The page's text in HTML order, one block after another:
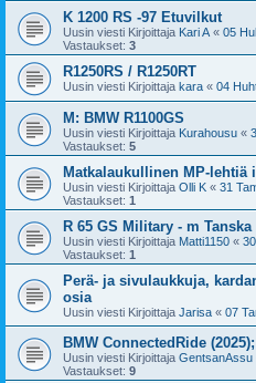
K 1200 RS -97 Etuvilkut
Uusin viesti Kirjoittaja Kari A « 05
Vastaukset: 3
R1250RS / R1250RT
Uusin viesti Kirjoittaja kara « 04
M: BMW R1100GS
Uusin viesti Kirjoittaja Kurahousu «
Vastaukset: 5
Matkalaukullinen MP-lehtiä
Uusin viesti Kirjoittaja Olli K « 31
Vastaukset: 1
R 65 GS Military - m Tanska
Uusin viesti Kirjoittaja Matti1150 «
Vastaukset: 1
Perä- ja sivulaukkuja,
osia
Uusin viesti Kirjoittaja Jarisa « 07
BMW ConnectedRide
Uusin viesti Kirjoittaja GentsanAssu
Vastaukset: 9